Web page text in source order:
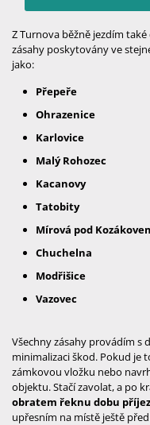
Z Turnova běžně jezdím také
zásahy poskytovány ve
jako:
Přepeře
Ohrazenice
Karlovice
Malý Rohozec
Kacanovy
Tatobity
Mírová pod
Chuchelna
Modřišice
Vazovec
Všechny zásahy provádím s
minimalizaci škod. Pokud
zámkovou vložku nebo
objektu. Stačí zavolat, a po
obratem řeknu dobu
upřesním na místě ještě